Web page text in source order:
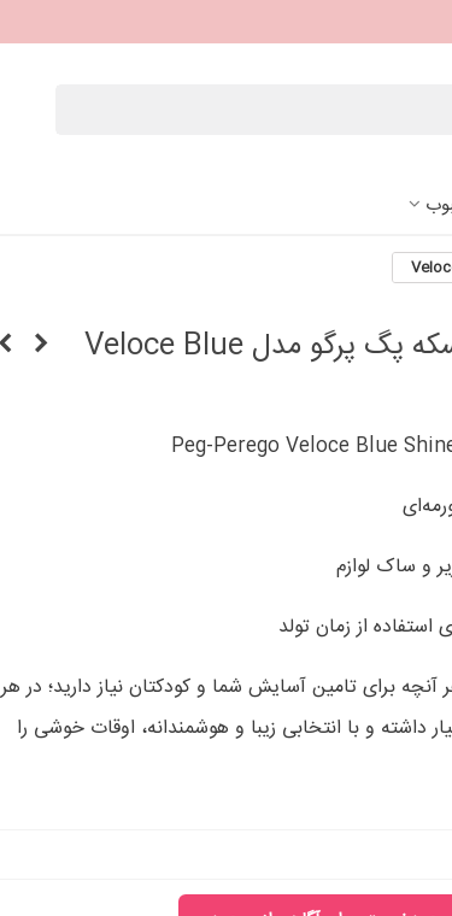
ست 3 تکه کالسکه پگ پرگو مدل Veloce Blue
Peg-Perego Veloce Blue
از زمان تولد
برای تامین آسایش شما و کودکتان نیاز دارید؛ در هر
داشته و با انتخابی زیبا و هوشمندانه، اوقات خوشی را